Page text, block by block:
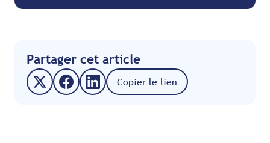
Partager cet article
Copier le lien